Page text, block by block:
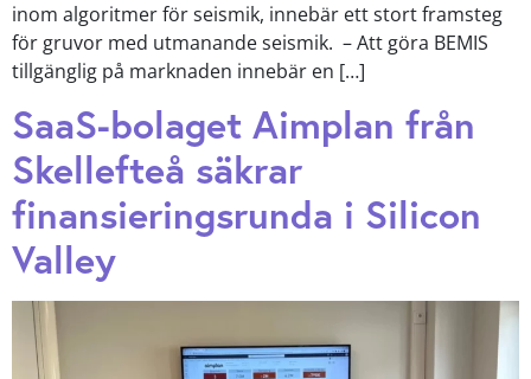
inom algoritmer för seismik, innebär ett stort framsteg
för gruvor med utmanande seismik. – Att göra BEMIS
tillgänglig på marknaden innebär en […]
SaaS-bolaget Aimplan från
Skellefteå säkrar
finansieringsrunda i Silicon
Valley